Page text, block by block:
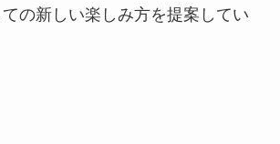
の新しい楽しみ方を提案してい